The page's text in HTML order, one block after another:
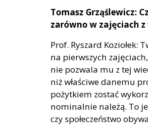
Tomasz Grząślewicz:
zarówno w zajęciach
Prof. Ryszard Koziołek:
na pierwszych
nie pozwala mu z tej
niż właściwe danemu
pożytkiem zostać
nominalnie należą. To
czy społeczeństwo